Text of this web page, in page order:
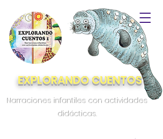
EXPLORANDO CUENTOS
Narraciones infantiles con actividades
didácticas.